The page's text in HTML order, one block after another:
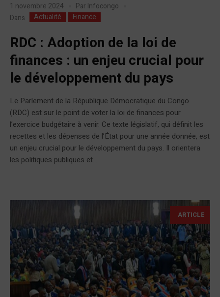
1 novembre 2024 Par Infocongo
Dans
Actualité Finance
RDC : Adoption de la loi de
finances : un enjeu crucial pour
le développement du pays
Le Parlement de la République Démocratique du Congo
(RDC) est sur le point de voter la loi de finances pour
l’exercice budgétaire à venir. Ce texte législatif, qui définit les
recettes et les dépenses de l’État pour une année donnée, est
un enjeu crucial pour le développement du pays. Il orientera
les politiques publiques et...
ARTICLE